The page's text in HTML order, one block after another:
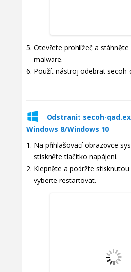
Otevřete prohlížeč a
malware.
Použít nástroj odebrat secoh-
Odstranit secoh-
Windows 8/Windows 10
Na přihlašovací obrazovce
stiskněte tlačítko napájení.
Klepněte a podržte stisknutou
vyberte restartovat.